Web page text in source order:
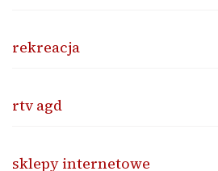
rekreacja
rtv agd
sklepy internetowe